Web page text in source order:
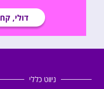
ניווט כללי